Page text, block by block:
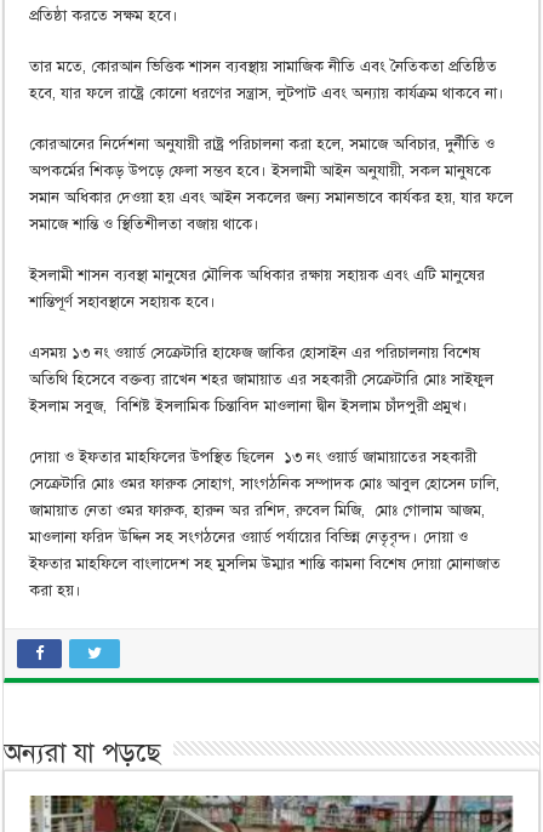
প্রতিষ্ঠা করতে সক্ষম হবে।
তার মতে, কোরআন ভিত্তিক শাসন ব্যবস্থায় সামাজিক নীতি এবং নৈতিকতা প্রতিষ্ঠিত
হবে, যার ফলে রাষ্ট্রে কোনো ধরণের সন্ত্রাস, লুটপাট এবং অন্যায় কার্যক্রম থাকবে না।
কোরআনের নির্দেশনা অনুযায়ী রাষ্ট্র পরিচালনা করা হলে, সমাজে অবিচার, দুর্নীতি ও
অপকর্মের শিকড় উপড়ে ফেলা সম্ভব হবে। ইসলামী আইন অনুযায়ী, সকল মানুষকে
সমান অধিকার দেওয়া হয় এবং আইন সকলের জন্য সমানভাবে কার্যকর হয়, যার ফলে
সমাজে শান্তি ও স্থিতিশীলতা বজায় থাকে।
ইসলামী শাসন ব্যবস্থা মানুষের মৌলিক অধিকার রক্ষায় সহায়ক এবং এটি মানুষের
শান্তিপূর্ণ সহাবস্থানে সহায়ক হবে।
এসময় ১৩ নং ওয়ার্ড সেক্রেটারি হাফেজ জাকির হোসাইন এর পরিচালনায় বিশেষ
অতিথি হিসেবে বক্তব্য রাখেন শহর জামায়াত এর সহকারী সেক্রেটারি মোঃ সাইফুল
ইসলাম সবুজ, বিশিষ্ট ইসলামিক চিন্তাবিদ মাওলানা দ্বীন ইসলাম চাঁদপুরী প্রমুখ।
দোয়া ও ইফতার মাহফিলের উপস্থিত ছিলেন ১৩ নং ওয়ার্ড জামায়াতের সহকারী
সেক্রেটারি মোঃ ওমর ফারুক সোহাগ, সাংগঠনিক সম্পাদক মোঃ আবুল হোসেন ঢালি,
জামায়াত নেতা ওমর ফারুক, হারুন অর রশিদ, রুবেল মিজি, মোঃ গোলাম আজম,
মাওলানা ফরিদ উদ্দিন সহ সংগঠনের ওয়ার্ড পর্যায়ের বিভিন্ন নেতৃবৃন্দ। দোয়া ও
ইফতার মাহফিলে বাংলাদেশ সহ মুসলিম উম্মার শান্তি কামনা বিশেষ দোয়া মোনাজাত
করা হয়।
অন্যরা যা পড়ছে